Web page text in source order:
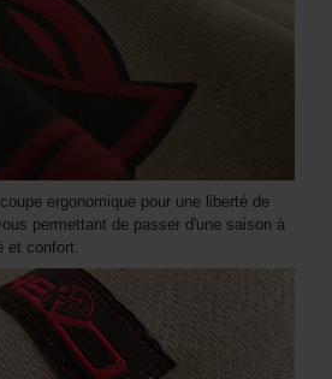
ergonomique pour une liberté de
permettant de passer d'une saison à
et confort.